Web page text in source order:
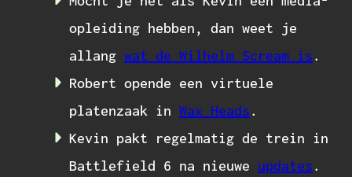
opleiding hebben, dan weet je
allang wat de Wilhelm Scream is.
Robert opende een virtuele
platenzaak in Wax Heads.
Kevin pakt regelmatig de trein in
Battlefield 6 na nieuwe updates.